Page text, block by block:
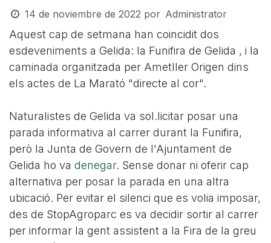
14 de noviembre de 2022 por Administrator
Aquest cap de setmana han coincidit dos
esdeveniments a Gelida: la Funifira de Gelida , i la
caminada organitzada per Ametller Origen dins
els actes de La Marató "directe al cor".
Naturalistes de Gelida va sol.licitar posar una
parada informativa al carrer durant la Funifira,
però la Junta de Govern de l'Ajuntament de
Gelida ho va denegar. Sense donar ni oferir cap
alternativa per posar la parada en una altra
ubicació. Per evitar el silenci que es volia imposar,
des de StopAgroparc es va decidir sortir al carrer
per informar la gent assistent a la Fira de la greu